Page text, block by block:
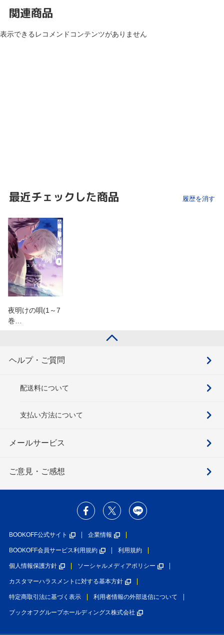
関連商品
表示できるレコメンドコンテンツがありません
最近チェックした商品 履歴を消す
夜明けの唄(1～7
巻…
ヘルプ・ご質問
配送料について
支払い方法について
メールサービス
ご意見・ご感想
BOOKOFF公式サイト 企業情報
BOOKOFF会員サービス利用規約 利用規約
個人情報保護方針 ソーシャルメディアポリシー
カスタマーハラスメントに対する基本方針
特定商取引法に基づく表示 利用者情報の外部送信について
ブックオフグループホールディングス株式会社